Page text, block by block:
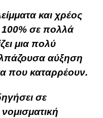
και χρέος
σε πολλά
μια πολύ
αύξηση
που καταρρέουν.
σε